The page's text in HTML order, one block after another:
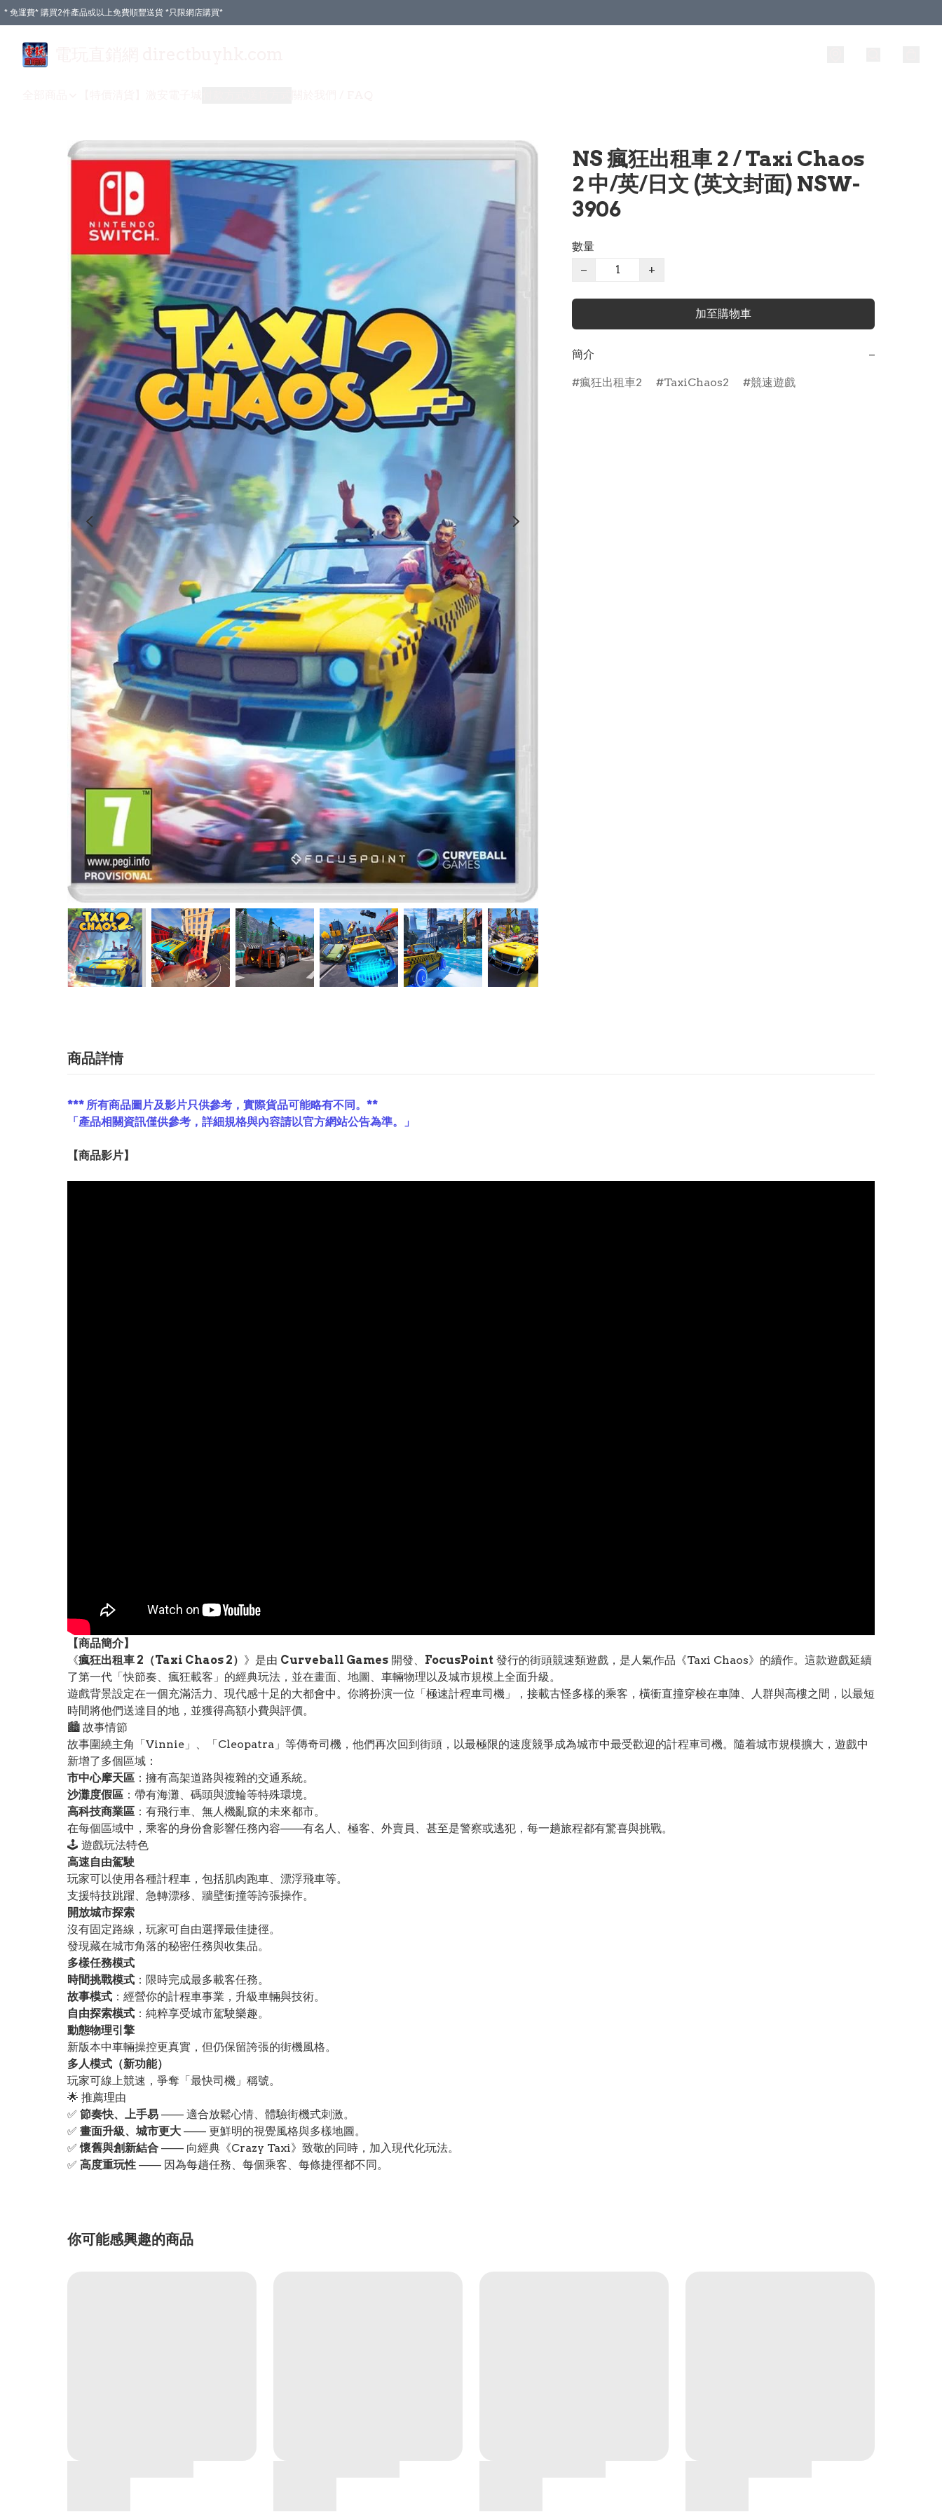
* 免運費* 購買2件產品或以上免費順豐送貨 *只限網店購買*
NS 瘋狂出租車 2 / Taxi Chaos
2 中/英/日文 (英文封面) NSW-
3906
數量
−
+
加至購物車
簡介 −
瘋狂出租車2 TaxiChaos2 競速遊戲
商品詳情
*** 所有商品圖片及影片只供參考，實際貨品可能略有不同。**
「產品相關資訊僅供參考，詳細規格與內容請以官方網站公告為準。」
【商品影片】
【商品簡介】
《瘋狂出租車 2（Taxi Chaos 2） 》是由 Curveball Games 開發、 FocusPoint 發行的街頭競速類遊戲，是人氣作品《Taxi Chaos》的續作。這款遊戲延續
了第一代「快節奏、瘋狂載客」的經典玩法，並在畫面、地圖、車輛物理以及城市規模上全面升級。
遊戲背景設定在一個充滿活力、現代感十足的大都會中。你將扮演一位「極速計程車司機」，接載古怪多樣的乘客，橫衝直撞穿梭在車陣、人群與高樓之間，以最短
時間將他們送達目的地，並獲得高額小費與評價。
🏙️ 故事情節
故事圍繞主角「Vinnie」、「Cleopatra」等傳奇司機，他們再次回到街頭，以最極限的速度競爭成為城市中最受歡迎的計程車司機。隨着城市規模擴大，遊戲中
新增了多個區域：
市中心摩天區 ：擁有高架道路與複雜的交通系統。
沙灘度假區 ：帶有海灘、碼頭與渡輪等特殊環境。
高科技商業區 ：有飛行車、無人機亂竄的未來都市。
在每個區域中，乘客的身份會影響任務內容——有名人、極客、外賣員、甚至是警察或逃犯，每一趟旅程都有驚喜與挑戰。
🕹️ 遊戲玩法特色
高速自由駕駛
玩家可以使用各種計程車，包括肌肉跑車、漂浮飛車等。
支援特技跳躍、急轉漂移、牆壁衝撞等誇張操作。
開放城市探索
沒有固定路線，玩家可自由選擇最佳捷徑。
發現藏在城市角落的秘密任務與收集品。
多樣任務模式
時間挑戰模式 ：限時完成最多載客任務。
故事模式 ：經營你的計程車事業，升級車輛與技術。
自由探索模式 ：純粹享受城市駕駛樂趣。
動態物理引擎
新版本中車輛操控更真實，但仍保留誇張的街機風格。
多人模式（新功能）
玩家可線上競速，爭奪「最快司機」稱號。
🌟 推薦理由
✅ 節奏快、上手易 —— 適合放鬆心情、體驗街機式刺激。
✅ 畫面升級、城市更大 —— 更鮮明的視覺風格與多樣地圖。
✅懷舊與創新結合 —— 向經典《Crazy Taxi》致敬的同時，加入現代化玩法。
✅ 高度重玩性 —— 因為每趟任務、每個乘客、每條捷徑都不同。
你可能感興趣的商品